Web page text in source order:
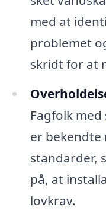
med at
problemet
skridt for at
Fagfolk
er
standarder,
på, at
lovkrav.